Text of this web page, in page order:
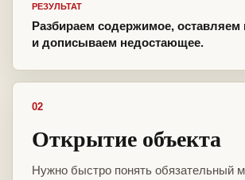
РЕЗУЛЬТАТ
Разбираем содержимое, оставляем
и дописываем недостающее.
02
Открытие объекта
Нужно быстро понять обязательный